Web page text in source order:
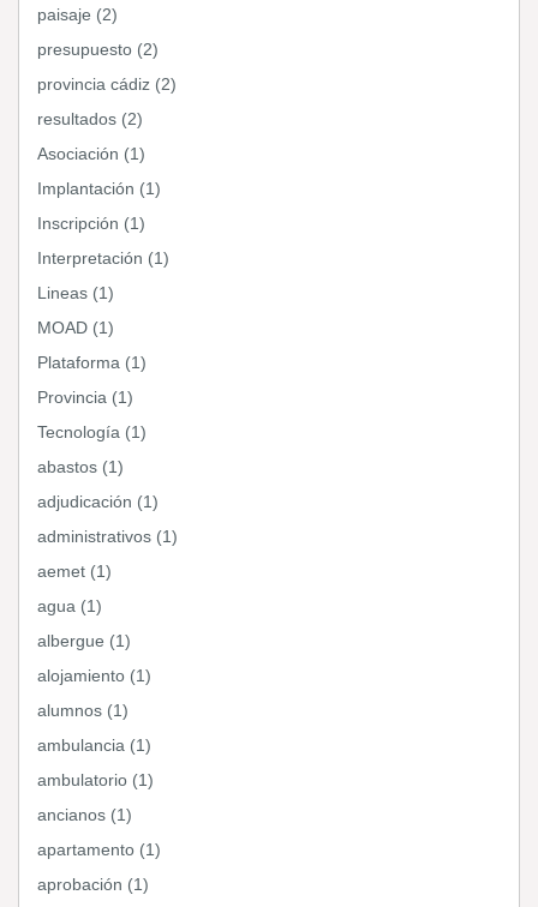
paisaje (2)
presupuesto (2)
provincia cádiz (2)
resultados (2)
Asociación (1)
Implantación (1)
Inscripción (1)
Interpretación (1)
Lineas (1)
MOAD (1)
Plataforma (1)
Provincia (1)
Tecnología (1)
abastos (1)
adjudicación (1)
administrativos (1)
aemet (1)
agua (1)
albergue (1)
alojamiento (1)
alumnos (1)
ambulancia (1)
ambulatorio (1)
ancianos (1)
apartamento (1)
aprobación (1)